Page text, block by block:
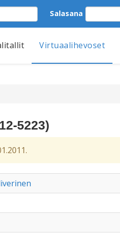
Salasana
Virtuaalihevoset
5223)